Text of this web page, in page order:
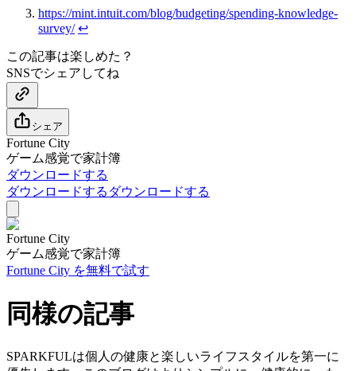
https://mint.intuit.com/blog/budgeting/spending-knowledge-
survey/ ↩
この記事は楽しめた？
SNSでシェアしてね
シェア
Fortune City
ゲーム感覚で家計簿
ダウンロードする
ダウンロードする ダウンロードする
Fortune City
ゲーム感覚で家計簿
Fortune City を無料で試す
同様の記事
SPARKFULは個人の健康と楽しいライフスタイルを第一に